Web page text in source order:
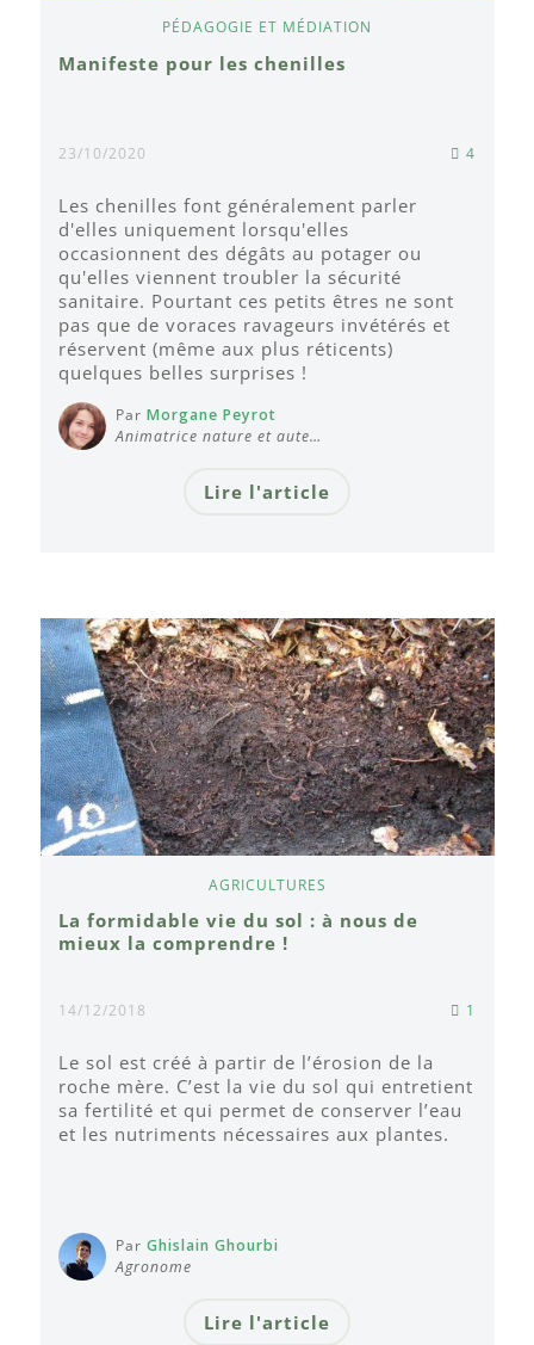
PÉDAGOGIE ET MÉDIATION
Manifeste pour les chenilles
23/10/2020 4
Les chenilles font généralement parler
d'elles uniquement lorsqu'elles
occasionnent des dégâts au potager ou
qu'elles viennent troubler la sécurité
sanitaire. Pourtant ces petits êtres ne sont
pas que de voraces ravageurs invétérés et
réservent (même aux plus réticents)
quelques belles surprises !
Par Morgane Peyrot
Animatrice nature et aute…
Lire l'article
AGRICULTURES
La formidable vie du sol : à nous de
mieux la comprendre !
14/12/2018 1
Le sol est créé à partir de l’érosion de la
roche mère. C’est la vie du sol qui entretient
sa fertilité et qui permet de conserver l’eau
et les nutriments nécessaires aux plantes.
Par Ghislain Ghourbi
Agronome
Lire l'article